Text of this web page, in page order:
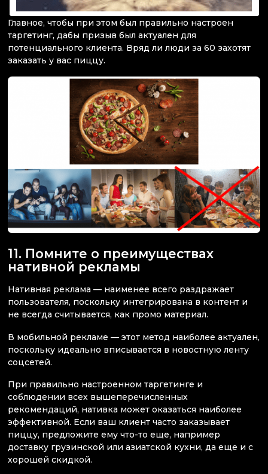
Главное, чтобы при этом был правильно настроен
таргетинг, дабы призыв был актуален для
потенциального клиента. Вряд ли люди за 60 захотят
заказать у вас пиццу.
11. Помните о преимуществах
нативной рекламы
Нативная реклама — наименее всего раздражает
пользователя, поскольку интегрирована в контент и
не всегда считывается, как промо материал.
В мобильной рекламе — этот метод наиболее актуален,
поскольку идеально вписывается в новостную ленту
соцсетей.
При правильно настроенном таргетинге и
соблюдении всех вышеперечисленных
рекомендаций, нативка может оказаться наиболее
эффективной. Если ваш клиент часто заказывает
пиццу, предложите ему что-то еще, например
доставку грузинской или азиатской кухни, да еще и с
хорошей скидкой.